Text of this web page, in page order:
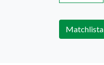
Matchlista